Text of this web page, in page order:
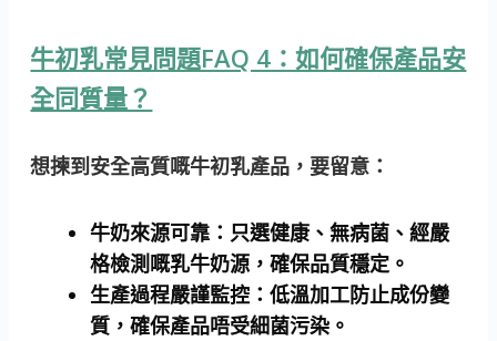
牛初乳常見問題FAQ 4：如何確保產品安
全同質量？
想揀到安全高質嘅牛初乳產品，要留意：
牛奶來源可靠 ：只選健康、無病菌、經嚴
格檢測嘅乳牛奶源，確保品質穩定。
生產過程嚴謹監控 ：低溫加工防止成份變
質，確保產品唔受細菌污染。